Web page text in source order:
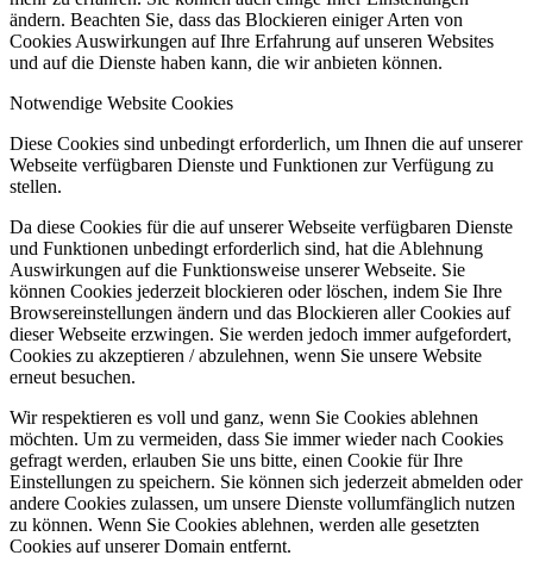
ändern. Beachten Sie, dass das Blockieren einiger Arten von
Cookies Auswirkungen auf Ihre Erfahrung auf unseren Websites
und auf die Dienste haben kann, die wir anbieten können.
Notwendige Website Cookies
Diese Cookies sind unbedingt erforderlich, um Ihnen die auf unserer
Webseite verfügbaren Dienste und Funktionen zur Verfügung zu
stellen.
Da diese Cookies für die auf unserer Webseite verfügbaren Dienste
und Funktionen unbedingt erforderlich sind, hat die Ablehnung
Auswirkungen auf die Funktionsweise unserer Webseite. Sie
können Cookies jederzeit blockieren oder löschen, indem Sie Ihre
Browsereinstellungen ändern und das Blockieren aller Cookies auf
dieser Webseite erzwingen. Sie werden jedoch immer aufgefordert,
Cookies zu akzeptieren / abzulehnen, wenn Sie unsere Website
erneut besuchen.
Wir respektieren es voll und ganz, wenn Sie Cookies ablehnen
möchten. Um zu vermeiden, dass Sie immer wieder nach Cookies
gefragt werden, erlauben Sie uns bitte, einen Cookie für Ihre
Einstellungen zu speichern. Sie können sich jederzeit abmelden oder
andere Cookies zulassen, um unsere Dienste vollumfänglich nutzen
zu können. Wenn Sie Cookies ablehnen, werden alle gesetzten
Cookies auf unserer Domain entfernt.